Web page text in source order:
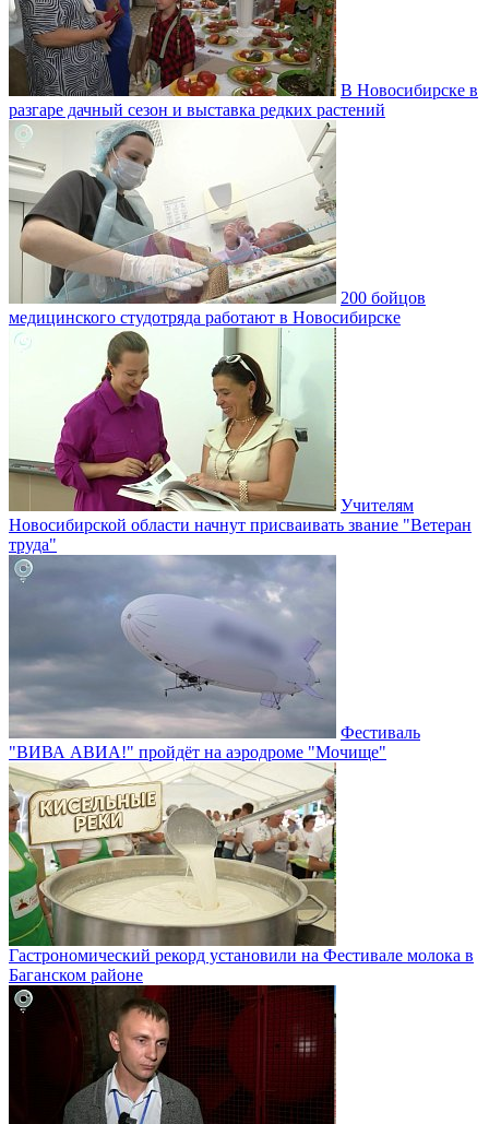
В Новосибирске в
разгаре дачный сезон и выставка редких растений
200 бойцов
медицинского студотряда работают в Новосибирске
Учителям
Новосибирской области начнут присваивать звание "Ветеран
труда"
Фестиваль
"ВИВА АВИА!" пройдёт на аэродроме "Мочище"
Гастрономический рекорд установили на Фестивале молока в
Баганском районе